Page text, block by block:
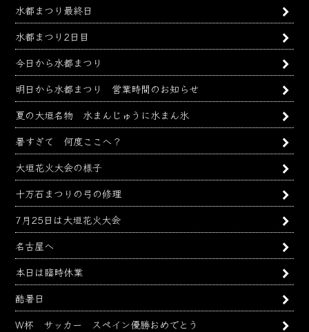
水都まつり最終日
水都まつり2日目
今日から水都まつり
明日から水都まつり 営業時間のお知らせ
夏の大垣名物 水まんじゅうに水まん氷
暑すぎて 何度ここへ？
大垣花火大会の様子
十万石まつりの弓の修理
7月25日は大垣花火大会
名古屋へ
本日は臨時休業
酷暑日
W杯 サッカー スペイン優勝おめでとう